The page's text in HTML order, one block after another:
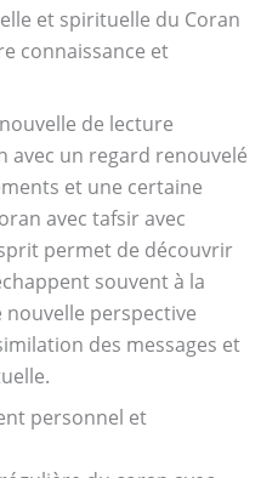
et spirituelle du Coran
connaissance et
de lecture
avec un regard renouvelé
et une certaine
avec tafsir avec
permet de découvrir
souvent à la
perspective
des messages et
personnel et